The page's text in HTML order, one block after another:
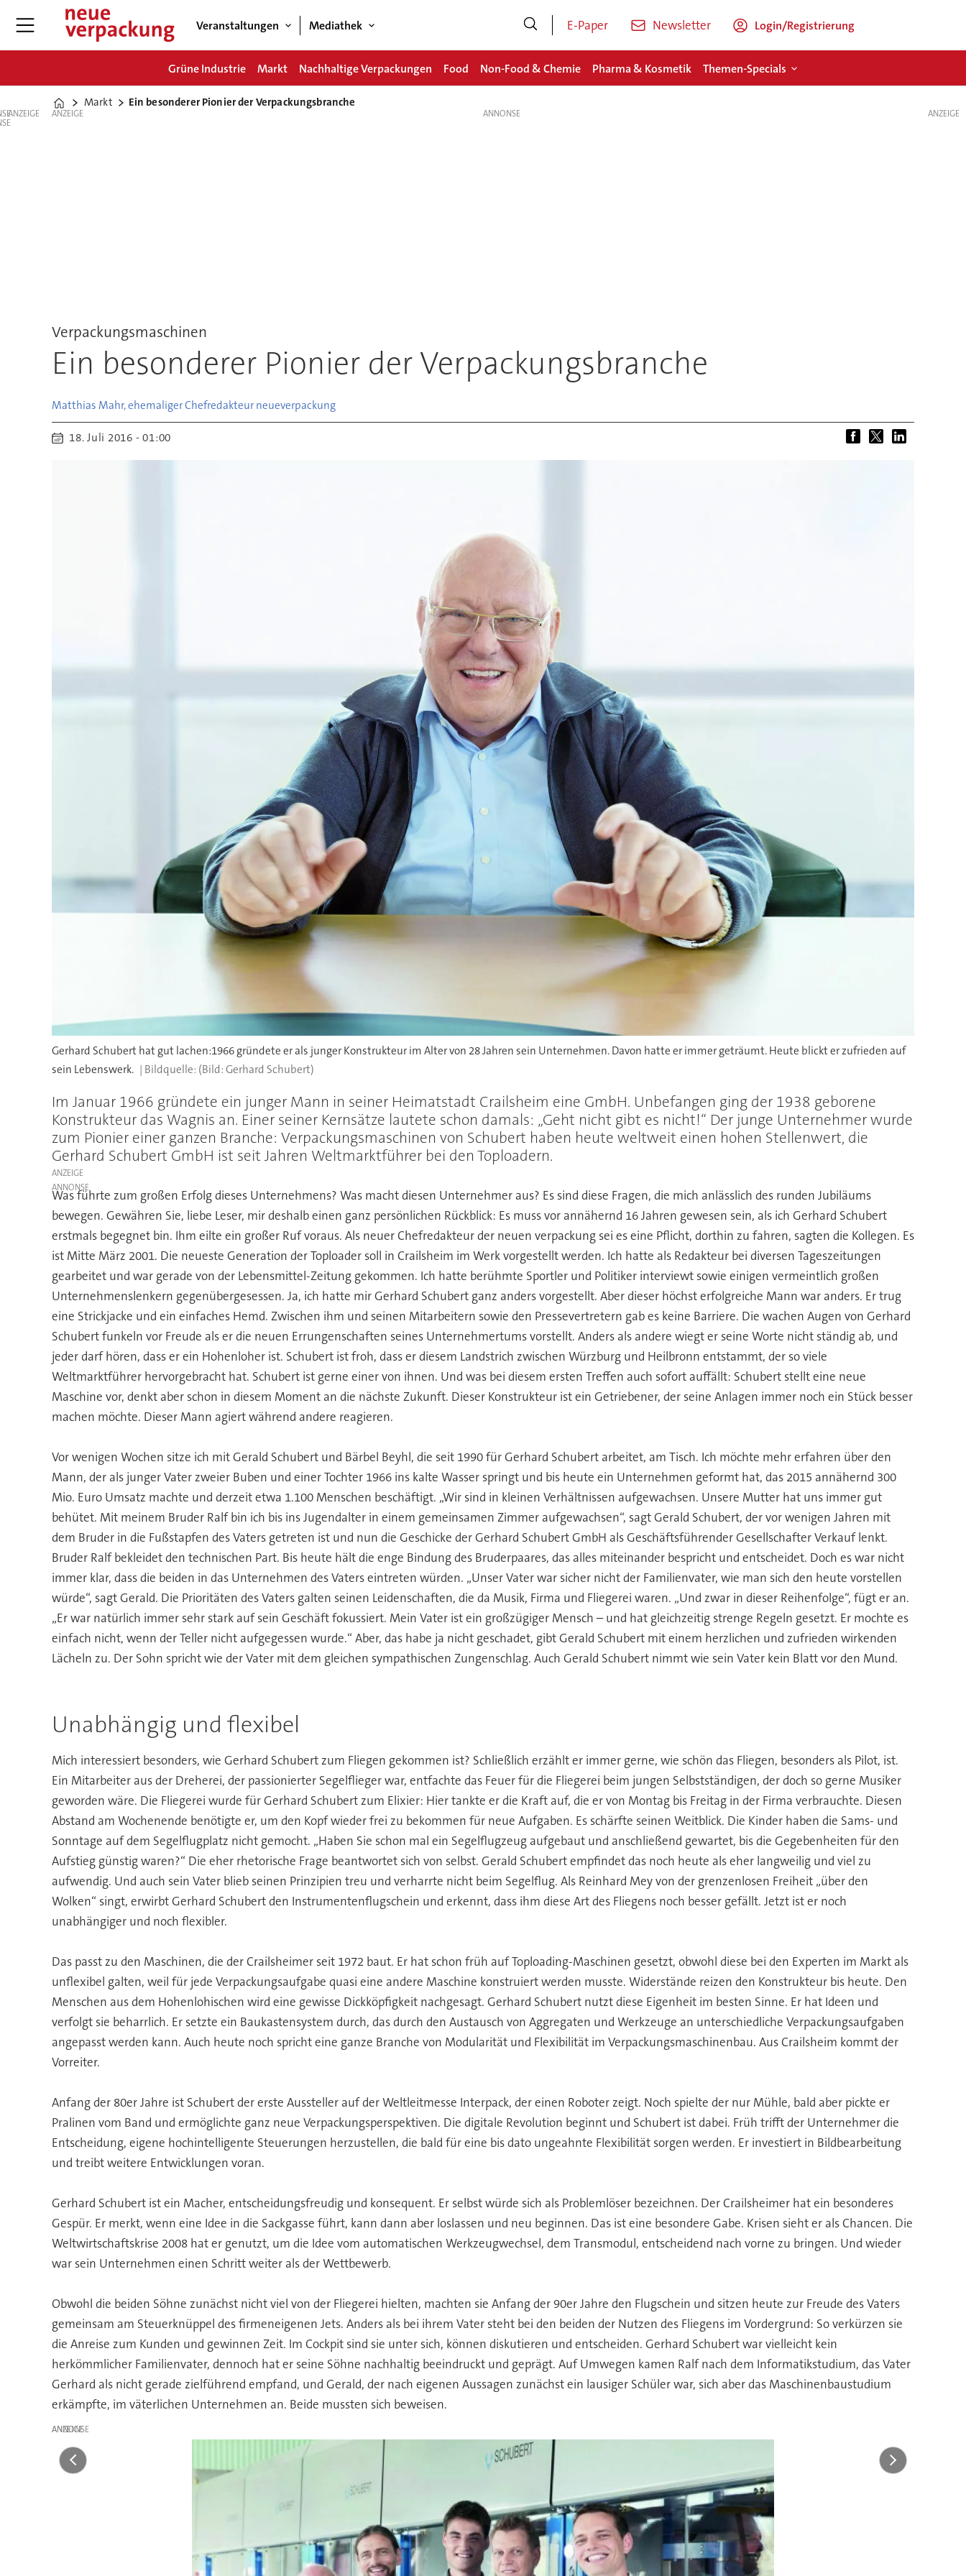
Veranstaltungen Mediathek E-Paper Newsletter Login/Registrierung
Grüne Industrie Markt Nachhaltige Verpackungen Food Non-Food & Chemie Pharma & Kosmetik Themen-Specials
Home
Markt Ein besonderer Pionier der Verpackungsbranche
ANZEIGE ANZEIGE
Verpackungsmaschinen
Ein besonderer Pionier der Verpackungsbranche
Matthias Mahr, ehemaliger Chefredakteur neueverpackung
18. Juli 2016 - 01:00
Gerhard Schubert hat gut lachen:1966 gründete er als junger Konstrukteur im Alter von 28 Jahren sein Unternehmen. Davon hatte er immer geträumt. Heute blickt er zufrieden auf
sein Lebenswerk.
(Bild: Gerhard Schubert)
Im Januar 1966 gründete ein junger Mann in seiner Heimatstadt Crailsheim eine GmbH. Unbefangen ging der 1938 geborene
Konstrukteur das Wagnis an. Einer seiner Kernsätze lautete schon damals: „Geht nicht gibt es nicht!“ Der junge Unternehmer wurde
zum Pionier einer ganzen Branche: Verpackungsmaschinen von Schubert haben heute weltweit einen hohen Stellenwert, die
Gerhard Schubert GmbH ist seit Jahren Weltmarktführer bei den Toploadern.
ANZEIGE
Was führte zum großen Erfolg dieses Unternehmens? Was macht diesen Unternehmer aus? Es sind diese Fragen, die mich anlässlich des runden Jubiläums
bewegen. Gewähren Sie, liebe Leser, mir deshalb einen ganz persönlichen Rückblick: Es muss vor annähernd 16 Jahren gewesen sein, als ich Gerhard Schubert
erstmals begegnet bin. Ihm eilte ein großer Ruf voraus. Als neuer Chefredakteur der neuen verpackung sei es eine Pflicht, dorthin zu fahren, sagten die Kollegen. Es
ist Mitte März 2001. Die neueste Generation der Toploader soll in Crailsheim im Werk vorgestellt werden. Ich hatte als Redakteur bei diversen Tageszeitungen
gearbeitet und war gerade von der Lebensmittel-Zeitung gekommen. Ich hatte berühmte Sportler und Politiker interviewt sowie einigen vermeintlich großen
Unternehmenslenkern gegenübergesessen. Ja, ich hatte mir Gerhard Schubert ganz anders vorgestellt. Aber dieser höchst erfolgreiche Mann war anders. Er trug
eine Strickjacke und ein einfaches Hemd. Zwischen ihm und seinen Mitarbeitern sowie den Pressevertretern gab es keine Barriere. Die wachen Augen von Gerhard
Schubert funkeln vor Freude als er die neuen Errungenschaften seines Unternehmertums vorstellt. Anders als andere wiegt er seine Worte nicht ständig ab, und
jeder darf hören, dass er ein Hohenloher ist. Schubert ist froh, dass er diesem Landstrich zwischen Würzburg und Heilbronn entstammt, der so viele
Weltmarktführer hervorgebracht hat. Schubert ist gerne einer von ihnen. Und was bei diesem ersten Treffen auch sofort auffällt: Schubert stellt eine neue
Maschine vor, denkt aber schon in diesem Moment an die nächste Zukunft. Dieser Konstrukteur ist ein Getriebener, der seine Anlagen immer noch ein Stück besser
machen möchte. Dieser Mann agiert während andere reagieren.
Vor wenigen Wochen sitze ich mit Gerald Schubert und Bärbel Beyhl, die seit 1990 für Gerhard Schubert arbeitet, am Tisch. Ich möchte mehr erfahren über den
Mann, der als junger Vater zweier Buben und einer Tochter 1966 ins kalte Wasser springt und bis heute ein Unternehmen geformt hat, das 2015 annähernd 300
Mio. Euro Umsatz machte und derzeit etwa 1.100 Menschen beschäftigt. „Wir sind in kleinen Verhältnissen aufgewachsen. Unsere Mutter hat uns immer gut
behütet. Mit meinem Bruder Ralf bin ich bis ins Jugendalter in einem gemeinsamen Zimmer aufgewachsen“, sagt Gerald Schubert, der vor wenigen Jahren mit
dem Bruder in die Fußstapfen des Vaters getreten ist und nun die Geschicke der Gerhard Schubert GmbH als Geschäftsführender Gesellschafter Verkauf lenkt.
Bruder Ralf bekleidet den technischen Part. Bis heute hält die enge Bindung des Bruderpaares, das alles miteinander bespricht und entscheidet. Doch es war nicht
immer klar, dass die beiden in das Unternehmen des Vaters eintreten würden. „Unser Vater war sicher nicht der Familienvater, wie man sich den heute vorstellen
würde“, sagt Gerald. Die Prioritäten des Vaters galten seinen Leidenschaften, die da Musik, Firma und Fliegerei waren. „Und zwar in dieser Reihenfolge“, fügt er an.
„Er war natürlich immer sehr stark auf sein Geschäft fokussiert. Mein Vater ist ein großzügiger Mensch – und hat gleichzeitig strenge Regeln gesetzt. Er mochte es
einfach nicht, wenn der Teller nicht aufgegessen wurde.“ Aber, das habe ja nicht geschadet, gibt Gerald Schubert mit einem herzlichen und zufrieden wirkenden
Lächeln zu. Der Sohn spricht wie der Vater mit dem gleichen sympathischen Zungenschlag. Auch Gerald Schubert nimmt wie sein Vater kein Blatt vor den Mund.
Unabhängig und flexibel
Mich interessiert besonders, wie Gerhard Schubert zum Fliegen gekommen ist? Schließlich erzählt er immer gerne, wie schön das Fliegen, besonders als Pilot, ist.
Ein Mitarbeiter aus der Dreherei, der passionierter Segelflieger war, entfachte das Feuer für die Fliegerei beim jungen Selbstständigen, der doch so gerne Musiker
geworden wäre. Die Fliegerei wurde für Gerhard Schubert zum Elixier: Hier tankte er die Kraft auf, die er von Montag bis Freitag in der Firma verbrauchte. Diesen
Abstand am Wochenende benötigte er, um den Kopf wieder frei zu bekommen für neue Aufgaben. Es schärfte seinen Weitblick. Die Kinder haben die Sams- und
Sonntage auf dem Segelflugplatz nicht gemocht. „Haben Sie schon mal ein Segelflugzeug aufgebaut und anschließend gewartet, bis die Gegebenheiten für den
Aufstieg günstig waren?“ Die eher rhetorische Frage beantwortet sich von selbst. Gerald Schubert empfindet das noch heute als eher langweilig und viel zu
aufwendig. Und auch sein Vater blieb seinen Prinzipien treu und verharrte nicht beim Segelflug. Als Reinhard Mey von der grenzenlosen Freiheit „über den
Wolken“ singt, erwirbt Gerhard Schubert den Instrumentenflugschein und erkennt, dass ihm diese Art des Fliegens noch besser gefällt. Jetzt ist er noch
unabhängiger und noch flexibler.
Das passt zu den Maschinen, die der Crailsheimer seit 1972 baut. Er hat schon früh auf Toploading-Maschinen gesetzt, obwohl diese bei den Experten im Markt als
unflexibel galten, weil für jede Verpackungsaufgabe quasi eine andere Maschine konstruiert werden musste. Widerstände reizen den Konstrukteur bis heute. Den
Menschen aus dem Hohenlohischen wird eine gewisse Dickköpfigkeit nachgesagt. Gerhard Schubert nutzt diese Eigenheit im besten Sinne. Er hat Ideen und
verfolgt sie beharrlich. Er setzte ein Baukastensystem durch, das durch den Austausch von Aggregaten und Werkzeuge an unterschiedliche Verpackungsaufgaben
angepasst werden kann. Auch heute noch spricht eine ganze Branche von Modularität und Flexibilität im Verpackungsmaschinenbau. Aus Crailsheim kommt der
Vorreiter.
Anfang der 80er Jahre ist Schubert der erste Aussteller auf der Weltleitmesse Interpack, der einen Roboter zeigt. Noch spielte der nur Mühle, bald aber pickte er
Pralinen vom Band und ermöglichte ganz neue Verpackungsperspektiven. Die digitale Revolution beginnt und Schubert ist dabei. Früh trifft der Unternehmer die
Entscheidung, eigene hochintelligente Steuerungen herzustellen, die bald für eine bis dato ungeahnte Flexibilität sorgen werden. Er investiert in Bildbearbeitung
und treibt weitere Entwicklungen voran.
Gerhard Schubert ist ein Macher, entscheidungsfreudig und konsequent. Er selbst würde sich als Problemlöser bezeichnen. Der Crailsheimer hat ein besonderes
Gespür. Er merkt, wenn eine Idee in die Sackgasse führt, kann dann aber loslassen und neu beginnen. Das ist eine besondere Gabe. Krisen sieht er als Chancen. Die
Weltwirtschaftskrise 2008 hat er genutzt, um die Idee vom automatischen Werkzeugwechsel, dem Transmodul, entscheidend nach vorne zu bringen. Und wieder
war sein Unternehmen einen Schritt weiter als der Wettbewerb.
Obwohl die beiden Söhne zunächst nicht viel von der Fliegerei hielten, machten sie Anfang der 90er Jahre den Flugschein und sitzen heute zur Freude des Vaters
gemeinsam am Steuerknüppel des firmeneigenen Jets. Anders als bei ihrem Vater steht bei den beiden der Nutzen des Fliegens im Vordergrund: So verkürzen sie
die Anreise zum Kunden und gewinnen Zeit. Im Cockpit sind sie unter sich, können diskutieren und entscheiden. Gerhard Schubert war vielleicht kein
herkömmlicher Familienvater, dennoch hat er seine Söhne nachhaltig beeindruckt und geprägt. Auf Umwegen kamen Ralf nach dem Informatikstudium, das Vater
Gerhard als nicht gerade zielführend empfand, und Gerald, der nach eigenen Aussagen zunächst ein lausiger Schüler war, sich aber das Maschinenbaustudium
erkämpfte, im väterlichen Unternehmen an. Beide mussten sich beweisen.
ANZEIGE
ANZEIGE